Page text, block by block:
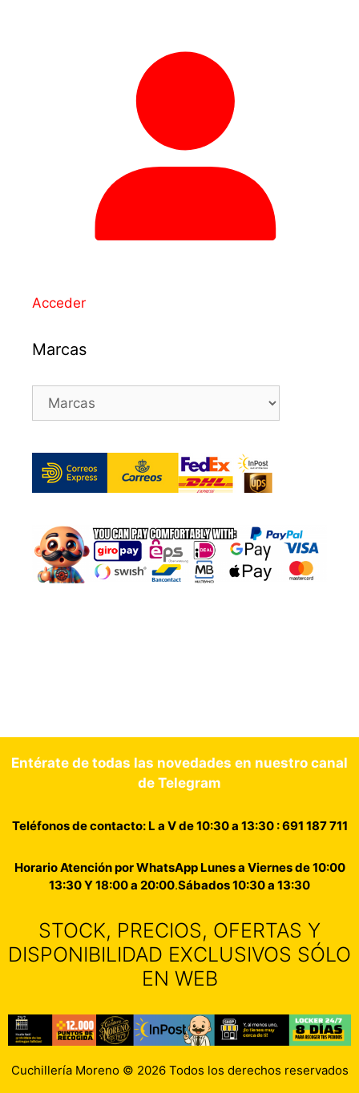
Acceder
Marcas
Entérate de todas las novedades en nuestro canal
de Telegram
Teléfonos de contacto: L a V de 10:30 a 13:30 : 691 187 711
Horario Atención por WhatsApp Lunes a Viernes de 10:00
13:30 Y 18:00 a 20:00.Sábados 10:30 a 13:30
STOCK, PRECIOS, OFERTAS Y
DISPONIBILIDAD EXCLUSIVOS SÓLO
EN WEB
Cuchillería Moreno © 2026 Todos los derechos reservados